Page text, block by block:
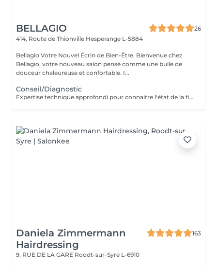
BELLAGIO
26
414, Route de Thionville Hesperange L-5884
Bellagio Votre Nouvel Écrin de Bien-Être. Bienvenue chez
Bellagio, votre nouveau salon pensé comme une bulle de
douceur chaleureuse et confortable. I...
Conseil/Diagnostic
Expertise technique approfondi pour connaitre l'état de la fibre capillaire et diagnostic il vous aide à choisir une coupe et coiffage adapté à votre morphologie. Nous travaillons exclusivement avec un produit breveté de coloration permanente professionnelle sans ammoniaque, enrichie en caviar et en kératine. Elle offre des résultats intenses, homogènes et durables tout en respectant la fibre capillaire. Sa formule assure une couverture optimale des cheveux blancs, une excellente tenue et une brillance remarquable. Pour les blond la formule infusée d'actifs cosmétiques végétaux hydratants et protecteurs, permet un travail d'éclaircissement profond tout en douceur.
Daniela Zimmermann
Hairdressing
163
9, RUE DE LA GARE Roodt-sur-Syre L-6910